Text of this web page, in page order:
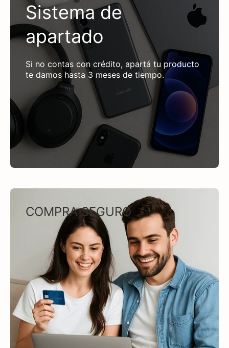
Sistema de
apartado
Si no contas con crédito, apartá tu producto
te damos hasta 3 meses de tiempo.
COMPRA SEGURO